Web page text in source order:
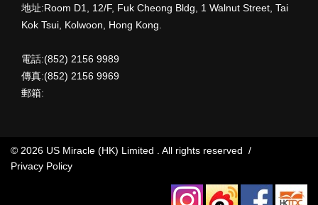
地址:Room D1, 12/F, Fuk Cheong Bldg, 1 Walnut Street, Tai
Kok Tsui, Kolwoon, Hong Kong.
電話:(852) 2156 9989
傳真:(852) 2156 9969
郵箱:
© 2026 US Miracle (HK) Limited . All rights reserved /
Privacy Policy